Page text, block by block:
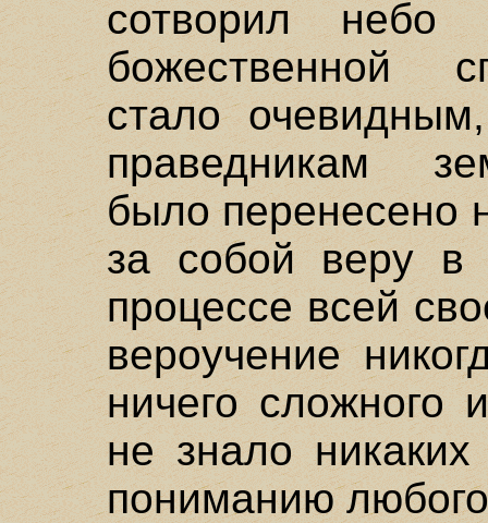
сотворил небо
божественной
стало
праведникам
было перенесено
за собой веру в
процессе всей
вероучение
ничего сложного
не знало
пониманию